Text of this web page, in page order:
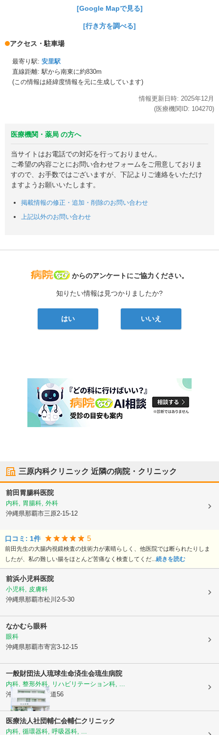
[Google Mapで見る]
[行き方を調べる]
アクセス・駐車場
最寄り駅: 安里駅
直線距離: 駅から南東に約830m
(この情報は経緯度情報を元に生成しています)
情報更新日時: 2025年12月
(医療機関ID: 104270)
医療機関・薬局 の方へ
当サイトはお電話での対応を行っておりません。
ご希望の内容ごとにお問い合わせフォームをご用意しておりま
すので、お手数ではございますが、下記よりご連絡をいただけ
ますようお願いいたします。
掲載情報の修正・追加・削除のお問い合わせ
上記以外のお問い合わせ
病院なび
からのアンケートにご協力ください。
知りたい情報は見つかりましたか?
はい いいえ
三原内科クリニック 近隣の病院・クリニック
前田胃腸科医院
内科, 胃腸科, 外科
沖縄県那覇市三原2-15-12
口コミ: 1件 5
前田先生の大腸内視鏡検査の技術力が素晴らしく、他医院では断られたりしま
したが、私の難しい腸をほとんど苦痛なく検査してくだ... 続きを読む
前浜小児科医院
小児科, 皮膚科
沖縄県那覇市松川2-5-30
なかむら眼科
眼科
沖縄県那覇市寄宮3-12-15
一般財団法人琉球生命済生会琉生病院
内科, 整形外科, リハビリテーション科, ...
沖縄県那覇市大道56
医療法人社団輔仁会輔仁クリニック
内科, 循環器科, 呼吸器科, ...